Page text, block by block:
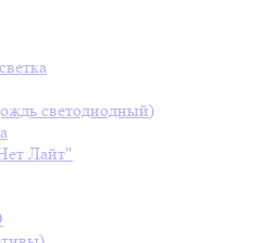
светодиодный)
Лайт"